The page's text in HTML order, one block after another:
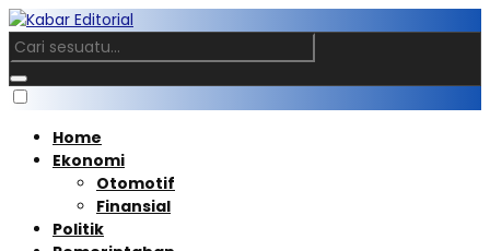
Home
Ekonomi
Otomotif
Finansial
Politik